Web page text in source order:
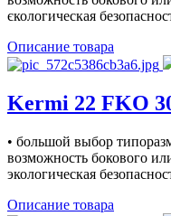
єкологическая
Описание товара
Kermi 22 FKO
• большой выбор
возможность бокового
экологическая
Описание товара